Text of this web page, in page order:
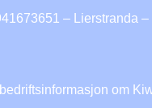
– Lierstranda
om